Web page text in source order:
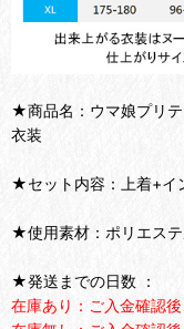
★商品名：ウマ娘プリ
衣装
★セット内容：上着+イ
★使用素材：ポリエス
★発送までの日数 ：
在庫あり：ご入金確認